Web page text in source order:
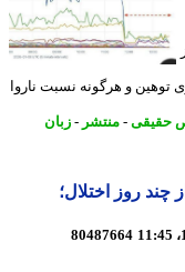
و هرگونه نسبت ناروا
-منتشر-زبان
اختلال؛
80487664